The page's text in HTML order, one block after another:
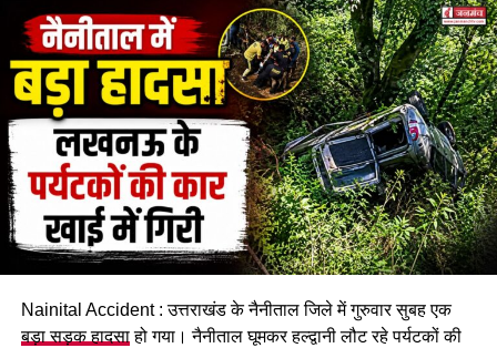
#NainaDeviTempleNainital #ShaktiPeethpilgrimage
#SatieyelegendNainital
RELATED TOPICS:
UP NEXT
उत्तराखंड: तीसरे प्रयास में सफलता हासिल कर गढ़वाल राइफल के
मोहित राणा बने भारतीय सेना अधिकारी
DON'T MISS
चारधाम यात्रा में हेली बुकिंग के नाम पर फर्जीवाड़ा, 51 वेबसाइटें और
111 मोबाइल नंबर ब्लॉक
Nainital Accident : उत्तराखंड के नैनीताल जिले में गुरुवार सुबह एक
बड़ा सड़क हादसाहो गया। नैनीताल घूमकर हल्द्वानी लौट रहे पर्यटकों की